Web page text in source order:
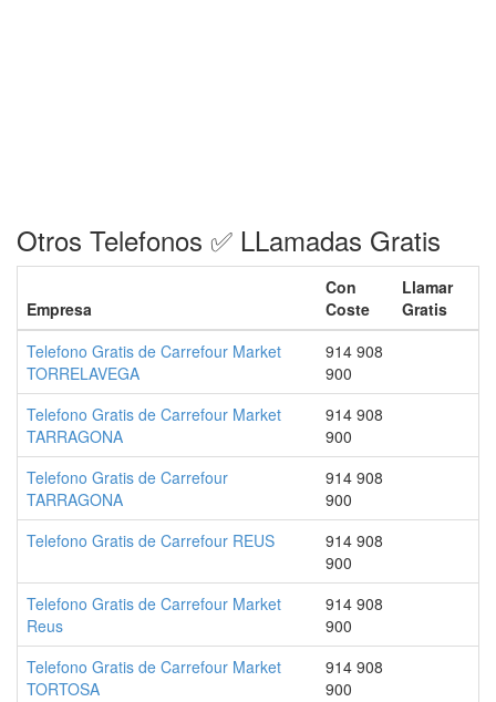
Otros Telefonos ✅ LLamadas Gratis
Empresa
Con
Coste
Llamar
Gratis
Telefono Gratis de Carrefour Market
TORRELAVEGA
914 908
900
Telefono Gratis de Carrefour Market
TARRAGONA
914 908
900
Telefono Gratis de Carrefour
TARRAGONA
914 908
900
Telefono Gratis de Carrefour REUS
914 908
900
Telefono Gratis de Carrefour Market
Reus
914 908
900
Telefono Gratis de Carrefour Market
TORTOSA
914 908
900